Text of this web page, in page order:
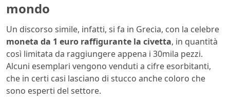
mondo
Un discorso simile, infatti, si fa in Grecia, con la celebre
moneta da 1 euro raffigurante la civetta, in quantità
così limitata da raggiungere appena i 30mila pezzi.
Alcuni esemplari vengono venduti a cifre esorbitanti,
che in certi casi lasciano di stucco anche coloro che
sono esperti del settore.